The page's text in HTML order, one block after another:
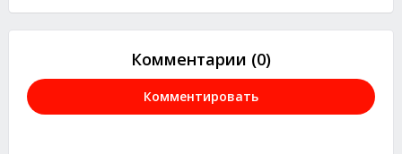
Комментарии (0)
Комментировать